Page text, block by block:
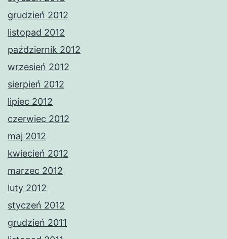
grudzień 2012
listopad 2012
październik 2012
wrzesień 2012
sierpień 2012
lipiec 2012
czerwiec 2012
maj 2012
kwiecień 2012
marzec 2012
luty 2012
styczeń 2012
grudzień 2011